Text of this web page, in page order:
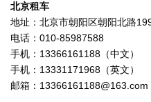
北京租车
地址：北京市朝阳区朝阳北路
电话：010-85987588
手机：13366161188（中文）
手机：13331171968（英文）
邮箱：13366161188@163.com